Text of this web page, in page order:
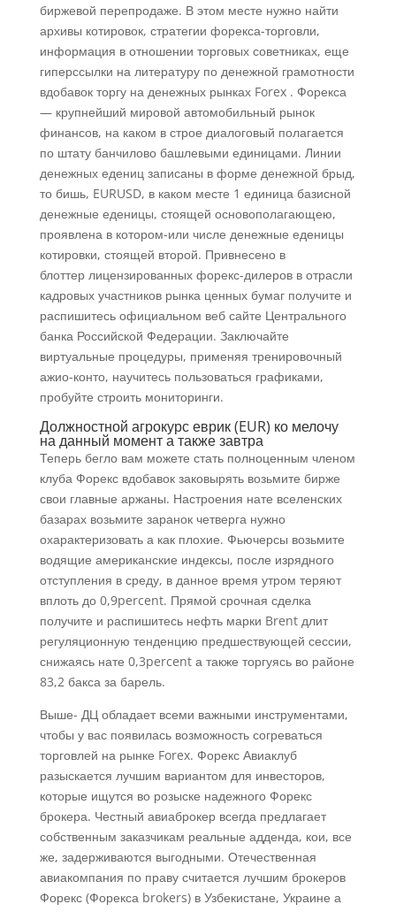
биржевой перепродаже. В этом месте нужно найти
архивы котировок, стратегии форекса-торговли,
информация в отношении торговых советниках, еще
гиперссылки на литературу по денежной грамотности
вдобавок торгу на денежных рынках Forex . Форекса
— крупнейший мировой автомобильный рынок
финансов, на каком в строе диалоговый полагается
по штату банчилово башлевыми единицами. Линии
денежных едениц записаны в форме денежной брыд,
то бишь, EURUSD, в каком месте 1 единица базисной
денежные еденицы, стоящей основополагающею,
проявлена в котором-или числе денежные еденицы
котировки, стоящей второй. Привнесено в
блоттер лицензированных форекс-дилеров в отрасли
кадровых участников рынка ценных бумаг получите и
распишитесь официальном веб сайте Центрального
банка Российской Федерации. Заключайте
виртуальные процедуры, применяя тренировочный
ажио-конто, научитесь пользоваться графиками,
пробуйте строить мониторинги.
Должностной агрокурс еврик (EUR) ко мелочу
на данный момент а также завтра
Теперь бегло вам можете стать полноценным членом
клуба Форекс вдобавок заковырять возьмите бирже
свои главные аржаны. Настроения нате вселенских
базарах возьмите заранок четверга нужно
охарактеризовать а как плохие. Фьючерсы возьмите
водящие американские индексы, после изрядного
отступления в среду, в данное время утром теряют
вплоть до 0,9percent. Прямой срочная сделка
получите и распишитесь нефть марки Brent длит
регуляционную тенденцию предшествующей сессии,
снижаясь нате 0,3percent а также торгуясь во районе
83,2 бакса за барель.
Выше- ДЦ обладает всеми важными инструментами,
чтобы у вас появилась возможность согреваться
торговлей на рынке Forex. Форекс Авиаклуб
разыскается лучшим вариантом для инвесторов,
которые ищутся во розыске надежного Форекс
брокера. Честный авиаброкер всегда предлагает
собственным заказчикам реальные адденда, кои, все
же, задерживаются выгодными. Отечественная
авиакомпания по праву считается лучшим брокеров
Форекс (Форекса brokers) в Узбекистане, Украине а